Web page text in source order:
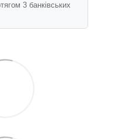
3 банківських